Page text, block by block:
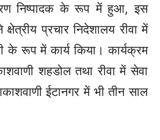
निष्पादक के रूप में हुआ, इस
प्रचार निदेशालय रीवा में
के रूप में कार्य किया। कार्यक्रम
शहडोल तथा रीवा में सेवा
ईटानगर में भी तीन साल